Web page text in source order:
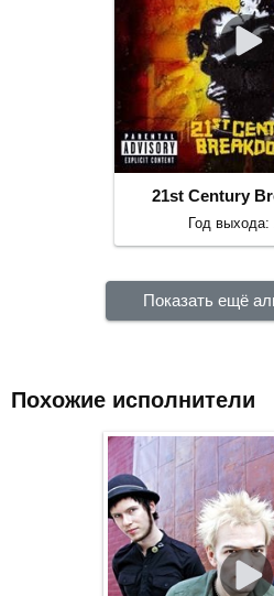
21st Century
Год выхода:
Показать ещё
Похожие исполнители